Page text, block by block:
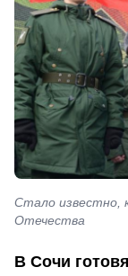
Стало известно,
Отечества
В Сочи